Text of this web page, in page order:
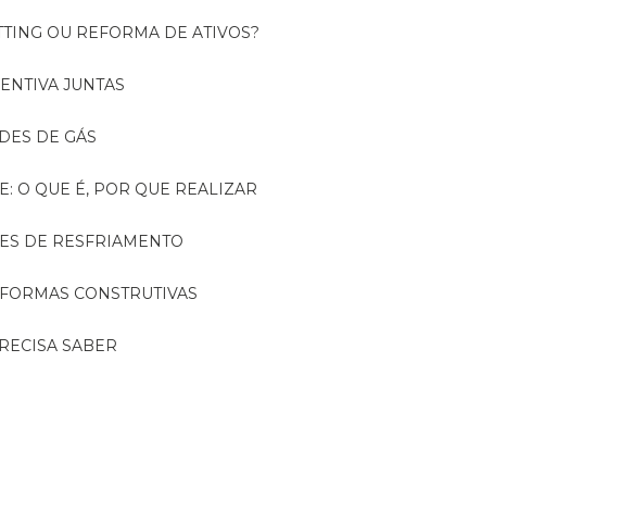
OU REFORMA DE ATIVOS?
JUNTAS
DE GÁS
O QUE É, POR QUE REALIZAR
DE RESFRIAMENTO
CONSTRUTIVAS
SABER